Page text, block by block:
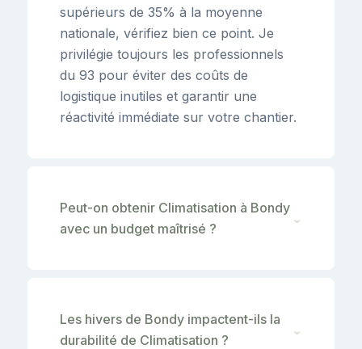
supérieurs de 35% à la moyenne
nationale, vérifiez bien ce point. Je
privilégie toujours les professionnels
du 93 pour éviter des coûts de
logistique inutiles et garantir une
réactivité immédiate sur votre chantier.
Peut-on obtenir Climatisation à Bondy
avec un budget maîtrisé ?
⌄
Les hivers de Bondy impactent-ils la
durabilité de Climatisation ?
⌄